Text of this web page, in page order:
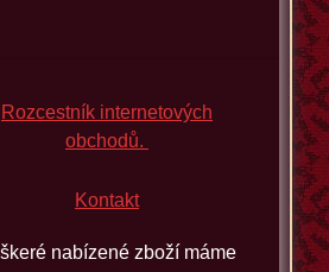
Rozcestník internetových
obchodů.
Kontakt
nabízené zboží máme